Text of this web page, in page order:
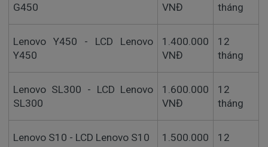
G450
VNĐ
tháng
Lenovo Y450 - LCD Lenovo
Y450
1.400.000
VNĐ
12
tháng
Lenovo SL300 - LCD Lenovo
SL300
1.600.000
VNĐ
12
tháng
Lenovo S10 - LCD Lenovo S10
1.500.000
12